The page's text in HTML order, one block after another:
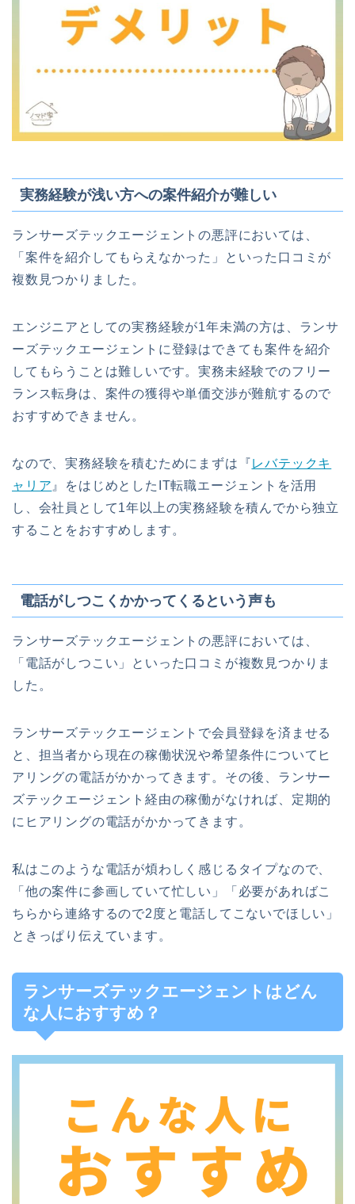
実務経験が浅い方への案件紹介が難しい
ランサーズテックエージェントの悪評においては、
「案件を紹介してもらえなかった」といった口コミが
複数見つかりました。
エンジニアとしての実務経験が1年未満の方は、ランサ
ーズテックエージェントに登録はできても案件を紹介
してもらうことは難しいです。実務未経験でのフリー
ランス転身は、案件の獲得や単価交渉が難航するので
おすすめできません。
なので、実務経験を積むためにまずは『レバテックキ
ャリア 』をはじめとしたIT転職エージェントを活用
し、会社員として1年以上の実務経験を積んでから独立
することをおすすめします。
電話がしつこくかかってくるという声も
ランサーズテックエージェントの悪評においては、
「電話がしつこい」といった口コミが複数見つかりま
した。
ランサーズテックエージェント​で会員登録を済ませる
と、担当者から現在の稼働状況や希望条件についてヒ
アリングの電話がかかってきます。その後、ランサー
ズテックエージェント​経由の稼働がなければ、定期的
にヒアリングの電話がかかってきます。
私はこのような電話が煩わしく感じるタイプなので、
「他の案件に参画していて忙しい」「必要があればこ
ちらから連絡するので2度と電話してこないでほしい」
ときっぱり伝えています。
ランサーズテックエージェントはどん
な人におすすめ？